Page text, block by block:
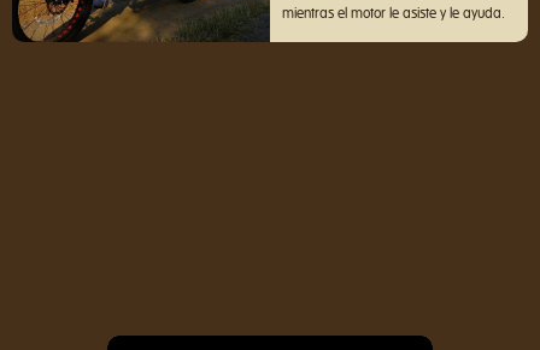
mientras el motor le asiste y le ayuda.